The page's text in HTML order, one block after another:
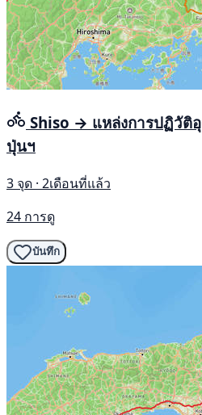
Shiso → แหล่งการปฏิวัติ
ปุ่นฯ
3 จุด · 2เดือนที่แล้ว
24 การดู
บันทึก